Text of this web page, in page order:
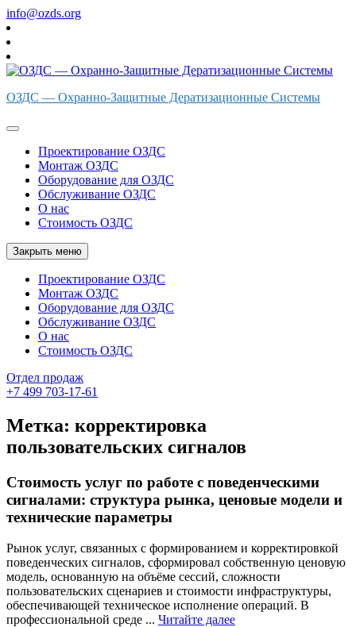
Перейти
к
содержимому
info@ozds.org
ОЗДС — Охранно-Защитные Дератизационные Системы
Проектирование ОЗДС
Монтаж ОЗДС
Оборудование для ОЗДС
Обслуживание ОЗДС
О нас
Стоимость ОЗДС
Закрыть меню
Проектирование ОЗДС
Монтаж ОЗДС
Оборудование для ОЗДС
Обслуживание ОЗДС
О нас
Стоимость ОЗДС
Отдел продаж
+7 499 703-17-61
Метка: корректировка
пользовательских сигналов
Стоимость услуг по работе с поведенческими
сигналами: структура рынка, ценовые модели и
технические параметры
Рынок услуг, связанных с формированием и корректировкой
поведенческих сигналов, сформировал собственную ценовую
модель, основанную на объёме сессий, сложности
пользовательских сценариев и стоимости инфраструктуры,
обеспечивающей техническое исполнение операций. В
профессиональной среде ... Читайте далееЧитайте